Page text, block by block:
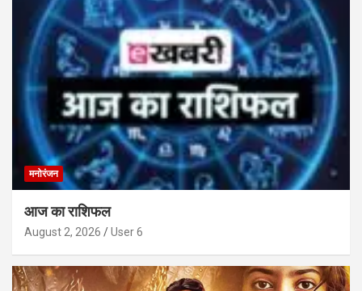
मनोरंजन
आज का राशिफल
August 2, 2026 User 6